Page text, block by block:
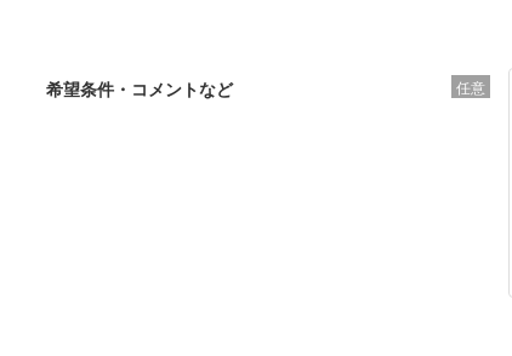
希望条件・コメントなど 任意